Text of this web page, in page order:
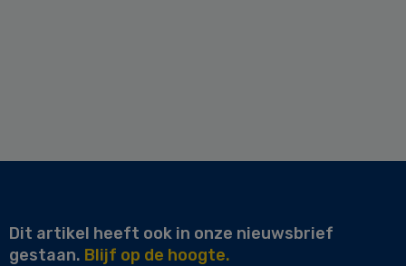
Dit artikel heeft ook in onze nieuwsbrief
gestaan. Blijf op de hoogte.